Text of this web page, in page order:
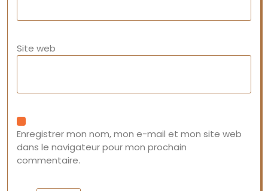
Site web
Enregistrer mon nom, mon e-mail et mon site web
dans le navigateur pour mon prochain
commentaire.